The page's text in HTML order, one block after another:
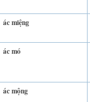
ác miệng
ác mó
ác mộng